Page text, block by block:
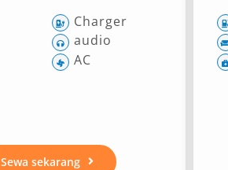
Charger
audio
AC
Sewa sekarang